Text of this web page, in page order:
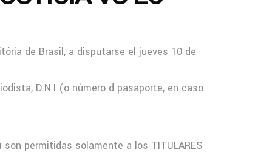
de Brasil, a disputarse el jueves 10 de
D.N.I (o número d pasaporte, en caso
permitidas solamente a los TITULARES